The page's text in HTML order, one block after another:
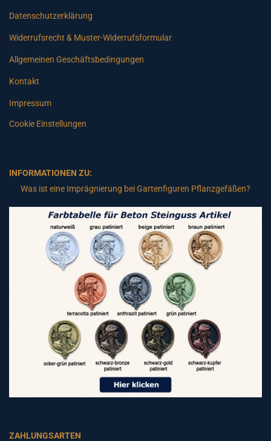
Datenschutzerklärung
Widerrufsrecht & Muster-Widerrufsformular
Allgemeinen Geschäftsbedingungen
Kontakt
Impressum
Cookie Einstellungen
INFORMATIONEN ZU:
Was ist eine Imprägnierung bei Gartenfiguren Pflanzgefäßen?
ZAHLUNGSARTEN